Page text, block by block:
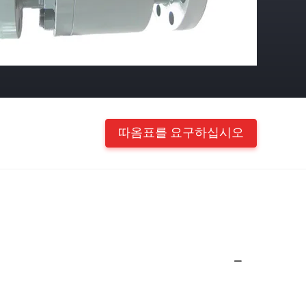
따옴표를 요구하십시오